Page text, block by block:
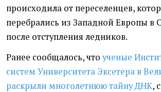
происходила от переселенцев,
перебрались из Западной Европы в
после отступления ледников.
Ранее сообщалось, что ученые
систем Университета Эксетера в
раскрыли многолетнюю тайну ДНК,